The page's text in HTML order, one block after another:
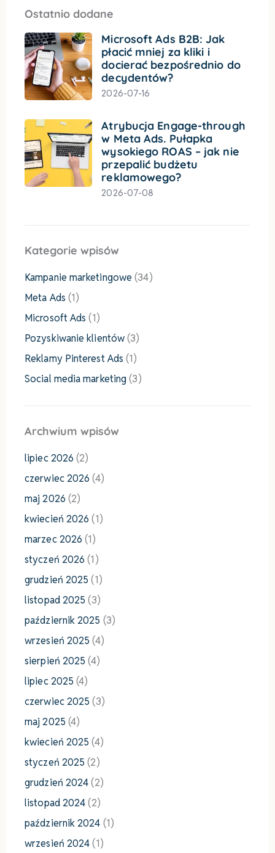
Ostatnio dodane
Microsoft Ads B2B: Jak
płacić mniej za kliki i
docierać bezpośrednio do
decydentów?
2026-07-16
Atrybucja Engage-through
w Meta Ads. Pułapka
wysokiego ROAS – jak nie
przepalić budżetu
reklamowego?
2026-07-08
Kategorie wpisów
Kampanie marketingowe (34)
Meta Ads (1)
Microsoft Ads (1)
Pozyskiwanie klientów(3)
Reklamy Pinterest Ads (1)
Social media marketing (3)
Archwium wpisów
lipiec 2026 (2)
czerwiec 2026 (4)
maj 2026 (2)
kwiecień 2026 (1)
marzec 2026 (1)
styczeń 2026 (1)
grudzień 2025 (1)
listopad 2025 (3)
październik 2025 (3)
wrzesień 2025 (4)
sierpień 2025 (4)
lipiec 2025 (4)
czerwiec 2025 (3)
maj 2025 (4)
kwiecień 2025 (4)
styczeń 2025 (2)
grudzień 2024(2)
listopad 2024(2)
październik 2024 (1)
wrzesień 2024(1)